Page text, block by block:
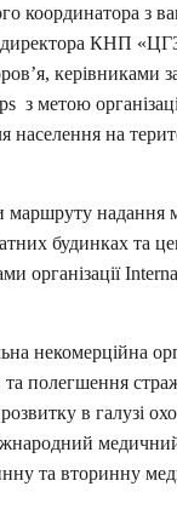
координатора з
директора КНП
керівниками
з метою
населення на
маршруту надання
будинках та
організації
некомерційна
та полегшення
в галузі
та вторинну